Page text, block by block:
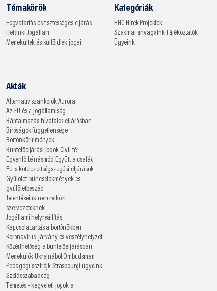
Témakörök
Fogvatartás és tisztességes eljárás
Helsinki Jogállam
Menekültek és külföldiek jogai
Kategóriák
HHC Hírek Projektek
Szakmai anyagaink Tájékoztatók
Ügyeink
Akták
Alternatív szankciók Auróra
Az EU és a jogállamiság
Bántalmazás hivatalos eljárásban
Bíróságok függetlensége
Börtönkörülmények
Büntetőeljárási jogok Civil tér
Egyenlő bánásmód Együtt a család
EU-s kötelezettségszegési eljárások
Gyűlölet-bűncselekmények és
gyűlöletbeszéd
Jelentéseink nemzetközi
szervezeteknek
Jogállami helyreállítás
Kapcsolattartás a börtönökben
Koronavírus-járvány és veszélyhelyzet
Közérthetőség a büntetőeljárásban
Menekülők Ukrajnából Ombudsman
Pedagógussztrájk Strasbourgi ügyeink
Szólásszabadság
Temetés - kegyeleti jogok a